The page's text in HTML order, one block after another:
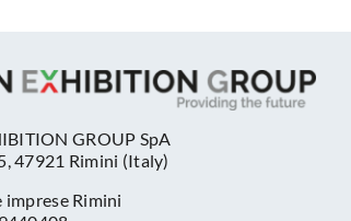
GROUP SpA
47921 Rimini (Italy)
imprese Rimini